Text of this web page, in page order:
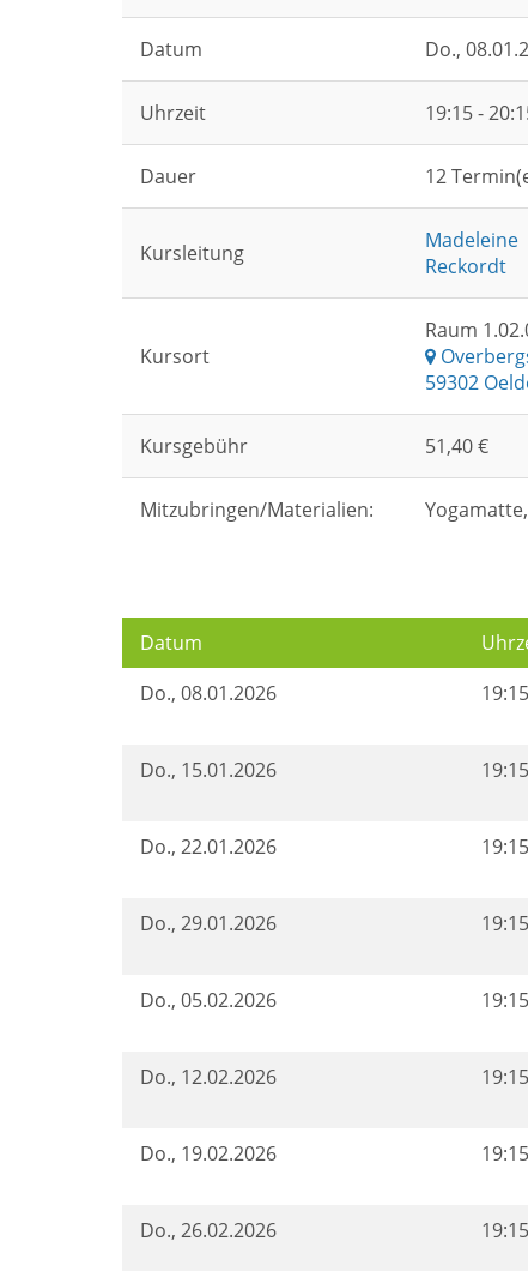
Datum Do.,
Uhrzeit 19:15 -
Dauer 12
Kursleitung
Madeleine
Reckordt
Kursort
Raum
59302
Kursgebühr 51,40 €
Mitzubringen/Materialien:
Datum
Do., 08.01.2026
Do., 15.01.2026
Do., 22.01.2026
Do., 29.01.2026
Do., 05.02.2026
Do., 12.02.2026
Do., 19.02.2026
Do., 26.02.2026